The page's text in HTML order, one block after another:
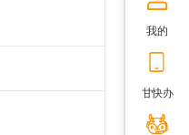
我的
甘快办